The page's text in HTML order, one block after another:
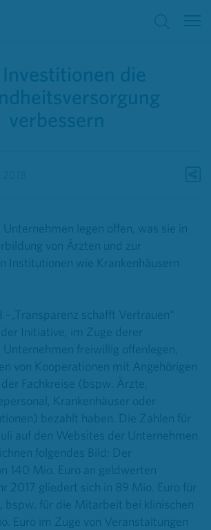
die
verbessern
legen offen, was sie in
von Ärzten und zur
Institutionen wie Krankenhäusern
schafft Vertrauen“
Initiative, im Zuge derer
Unternehmen freiwillig offenlegen,
von Kooperationen mit Angehörigen
Fachkreise (bspw. Ärzte,
Krankenhäuser oder
bezahlt haben. Die Zahlen für
auf den Websites der Unternehmen
folgendes Bild: Der
140 Mio. Euro an geldwerten
2017 gliedert sich in 89 Mio. Euro für
bspw. für die Mitarbeit bei klinischen
Euro im Zuge von Veranstaltungen